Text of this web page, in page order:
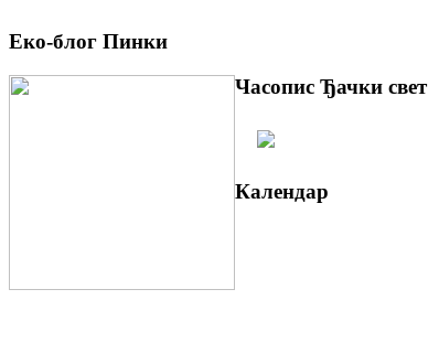
Еко-блог Пинки
Часопис Ђачки свет
Календар